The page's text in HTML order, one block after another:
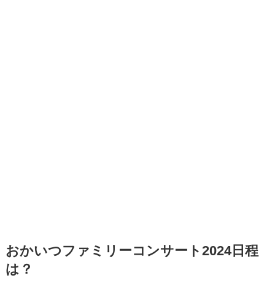
おかいつファミリーコンサート2024日程
は？